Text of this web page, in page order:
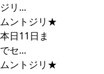
ジリ...
ムントジリ★
本日11日ま
でセ...
ムントジリ★